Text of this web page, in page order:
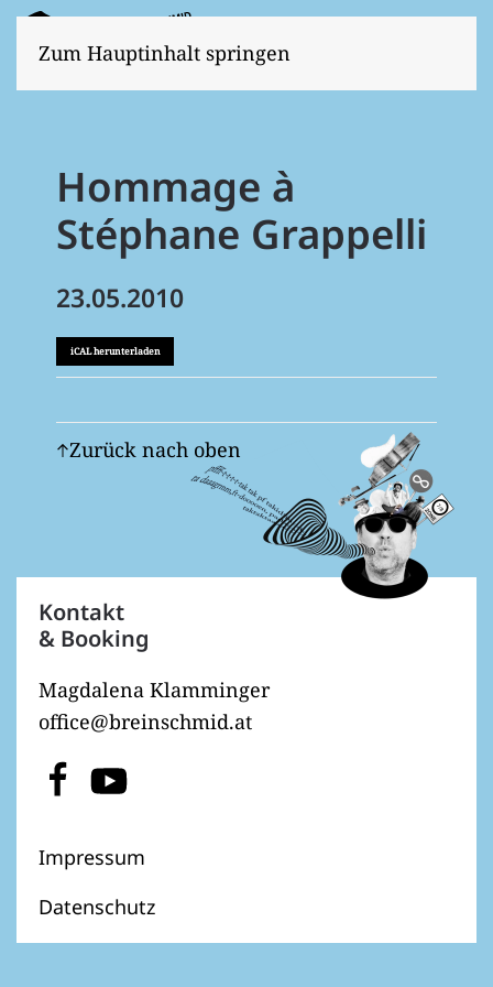
Zum Hauptinhalt springen
Hommage à
Stéphane Grappelli
23.05.2010
iCAL herunterladen
Zurück nach oben
Kontakt
& Booking
Magdalena Klamminger
office@breinschmid.at
Impressum
Datenschutz